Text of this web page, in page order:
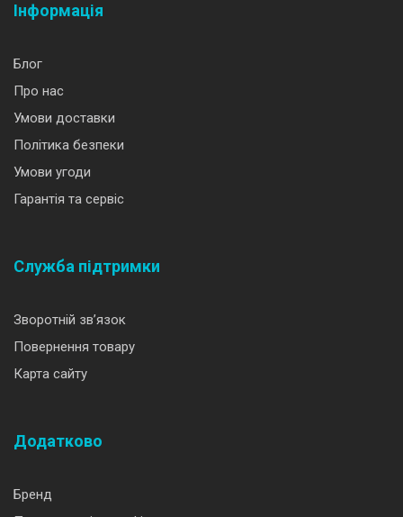
Інформація
Блог
Про нас
Умови доставки
Політика безпеки
Умови угоди
Гарантія та сервіс
Служба підтримки
Зворотній зв’язок
Повернення товару
Карта сайту
Додатково
Бренд